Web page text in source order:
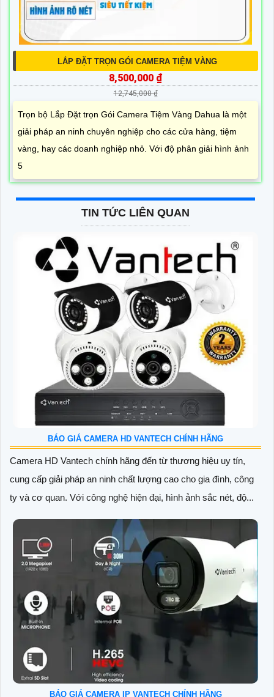
LẮP ĐẶT TRỌN GÓI CAMERA TIỆM VÀNG
8,500,000 ₫
12,745,000 ₫
Trọn bộ Lắp Đặt trọn Gói Camera Tiệm Vàng Dahua là một
giải pháp an ninh chuyên nghiệp cho các cửa hàng, tiệm
vàng, hay các doanh nghiệp nhỏ. Với độ phân giải hình ảnh
5
TIN TỨC LIÊN QUAN
BÁO GIÁ CAMERA HD VANTECH CHÍNH HÃNG
Camera HD Vantech chính hãng đến từ thương hiệu uy tín,
cung cấp giải pháp an ninh chất lượng cao cho gia đình, công
ty và cơ quan. Với công nghệ hiện đại, hình ảnh sắc nét, độ...
BÁO GIÁ CAMERA IP VANTECH CHÍNH HÃNG